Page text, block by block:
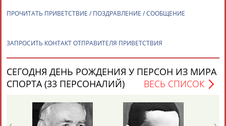
ЦЕЛИ ПРОЕКТА КОНТАКТЫ НАШИ КНОПКИ
Стадион, 1998-2026
Адресов в новостной рассылке: 996
ПРОЧИТАТЬ ПРИВЕТСТВИЕ / ПОЗДРАВЛЕНИЕ / СООБЩЕНИЕ
ЗАПРОСИТЬ КОНТАКТ ОТПРАВИТЕЛЯ ПРИВЕТСТВИЯ
СЕГОДНЯ ДЕНЬ РОЖДЕНИЯ У ПЕРСОН ИЗ МИРА
СПОРТА (33 ПЕРСОНАЛИЙ)
ВЕСЬ СПИСОК